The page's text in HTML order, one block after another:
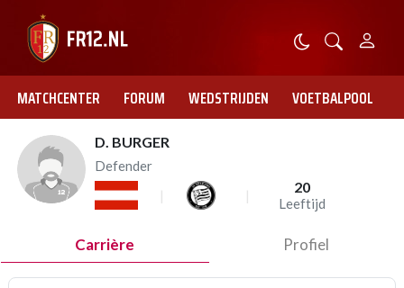
MATCHCENTER FORUM WEDSTRIJDEN VOETBALPOOL
D. BURGER
Defender
20
Leeftijd
Carrière Profiel